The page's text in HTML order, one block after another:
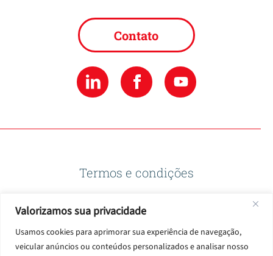
Valorizamos sua privacidade
Usamos cookies para aprimorar sua experiência de navegação,
veicular anúncios ou conteúdos personalizados e analisar nosso
Contato
Termos e condições
Política de privacidade